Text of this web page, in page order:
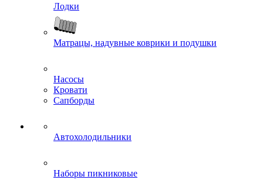
Лодки
Матрацы, надувные коврики и подушки
Насосы
Кровати
Сапборды
Автохолодильники
Наборы пикниковые